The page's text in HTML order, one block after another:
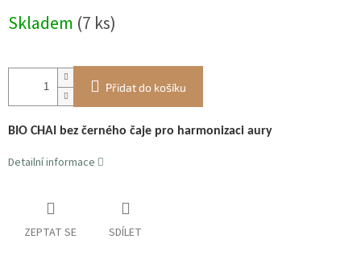
cena:
Skladem (7 ks)
Přidat do košíku
BIO CHAI bez černého čaje pro harmonizaci aury
Detailní informace
ZEPTAT SE SDÍLET